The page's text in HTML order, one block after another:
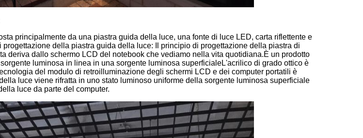
principalmente da una piastra guida della luce, una fonte di luce LED, carta riflettente e
della piastra guida della luce: Il principio di progettazione della piastra di
deriva dallo schermo LCD del notebook che vediamo nella vita quotidiana.È un prodotto
luminosa in linea in una sorgente luminosa superficialeL'acrilico di grado ottico è
del modulo di retroilluminazione degli schermi LCD e dei computer portatili è
luce viene rifratta in uno stato luminoso uniforme della sorgente luminosa superficiale
luce da parte del computer.